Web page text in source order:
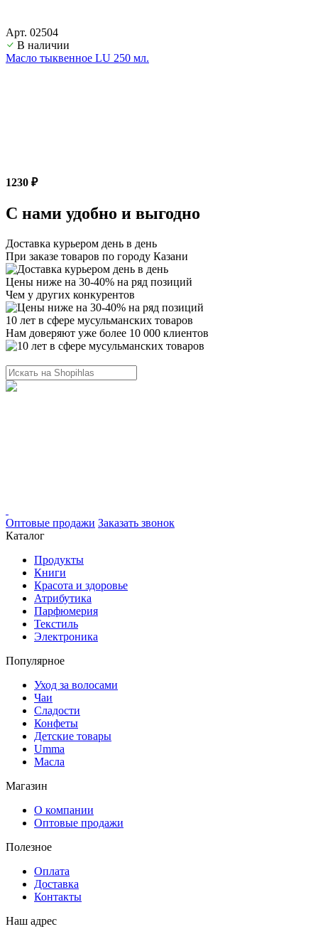
Арт. 02504
В наличии
Масло тыквенное LU 250 мл.
1230 ₽
С нами удобно и выгодно
Доставка курьером день в день
При заказе товаров по городу Казани
Цены ниже на 30-40% на ряд позиций
Чем у других конкурентов
10 лет в сфере мусульманских товаров
Нам доверяют уже более 10 000 клиентов
Оптовые продажи Заказать звонок
Каталог
Продукты
Книги
Красота и здоровье
Атрибутика
Парфюмерия
Текстиль
Электроника
Популярное
Уход за волосами
Чаи
Сладости
Конфеты
Детские товары
Umma
Масла
Магазин
О компании
Оптовые продажи
Полезное
Оплата
Доставка
Контакты
Наш адрес